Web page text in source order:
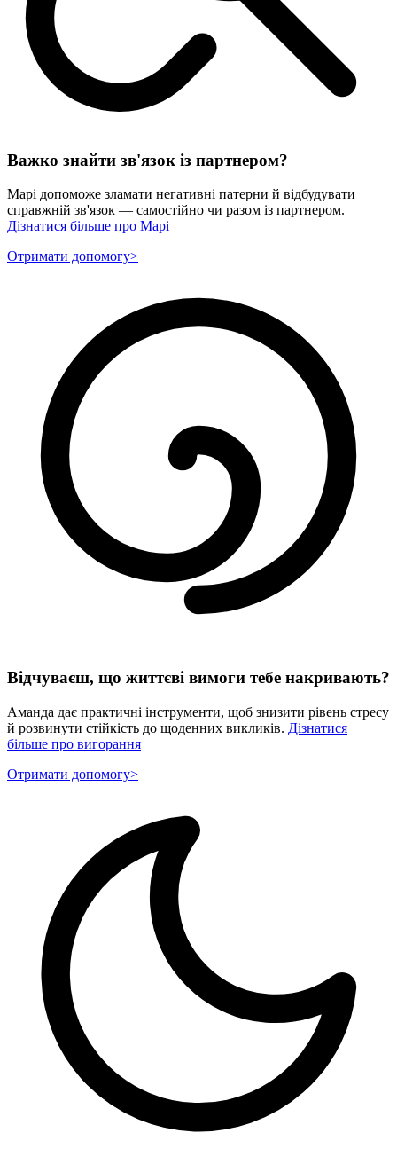
Важко знайти зв'язок із партнером?
Марі допоможе зламати негативні патерни й відбудувати
справжній зв'язок — самостійно чи разом із партнером.
Дізнатися більше про Марі
Отримати допомогу>
Відчуваєш, що життєві вимоги тебе накривають?
Аманда дає практичні інструменти, щоб знизити рівень стресу
й розвинути стійкість до щоденних викликів. Дізнатися
більше про вигорання
Отримати допомогу>